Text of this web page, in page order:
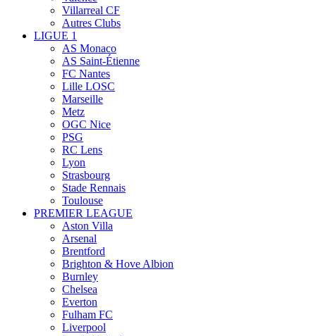
Villarreal CF
Autres Clubs
LIGUE 1
AS Monaco
AS Saint-Étienne
FC Nantes
Lille LOSC
Marseille
Metz
OGC Nice
PSG
RC Lens
Lyon
Strasbourg
Stade Rennais
Toulouse
PREMIER LEAGUE
Aston Villa
Arsenal
Brentford
Brighton & Hove Albion
Burnley
Chelsea
Everton
Fulham FC
Liverpool